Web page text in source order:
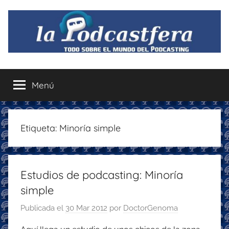
contenido
La
Podcastfera
el
mundo
del
podcasting
recomendaciones
disfrutar
podcastfera
Menú
Etiqueta: Minoría simple
Estudios de podcasting: Minoría
simple
Publicada el 30 Mar 2012 por DoctorGenoma